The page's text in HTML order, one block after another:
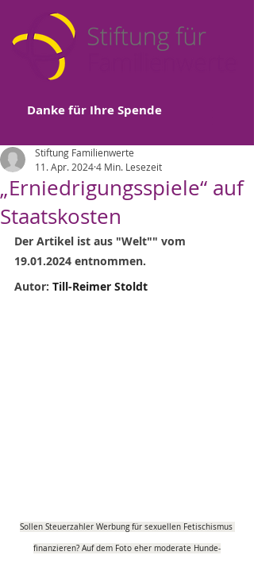
Danke für Ihre Spende
„Erniedrigungsspiele“ auf
Staatskosten
Stiftung Familienwerte
11. Apr. 20244 Min. Lesezeit
Der Artikel ist aus "Welt"" vom
19.01.2024 entnommen.
Autor: Till-Reimer Stoldt
Sollen Steuerzahler Werbung für sexuellen Fetischismus
finanzieren? Auf dem Foto eher moderate Hunde-